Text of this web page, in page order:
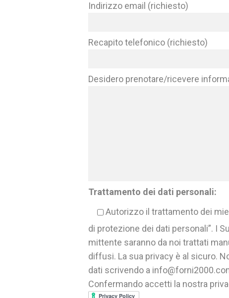
Indirizzo email (richiesto)
Recapito telefonico (richiesto)
Desidero prenotare/ricevere
Trattamento dei dati personali:
Autorizzo il trattamento dei
di protezione dei dati personali”. I
mittente saranno da noi trattati
diffusi. La sua privacy è al sicuro.
dati scrivendo a
Confermando accetti la nostra